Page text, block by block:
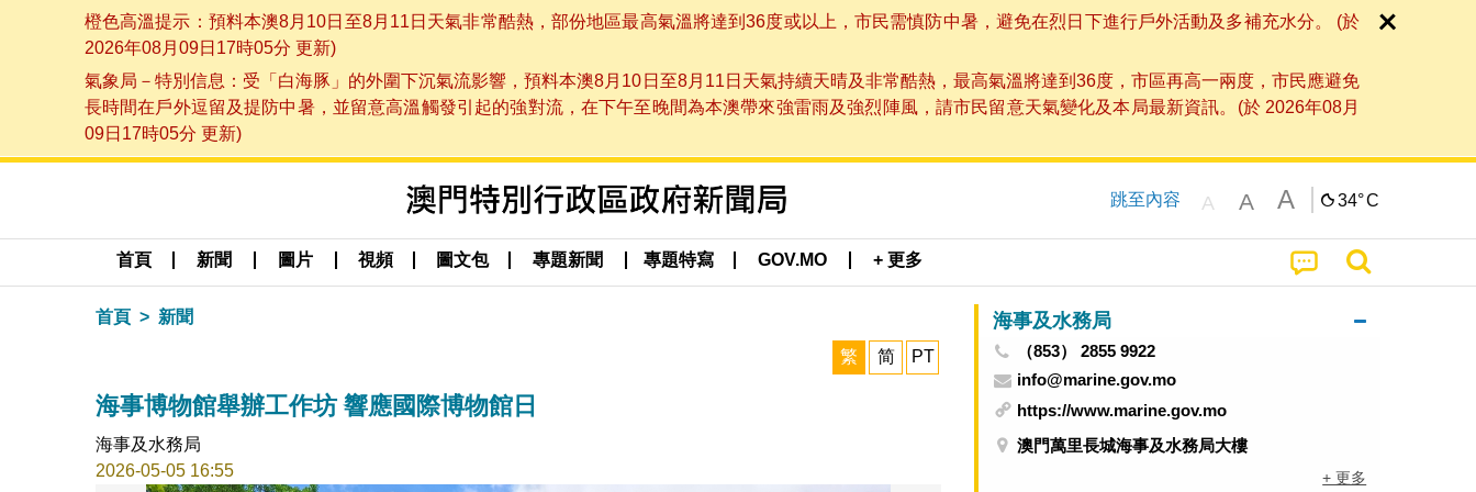
橙色高溫提示：預料本澳8月10日至8月11日天氣非常酷熱，部份地區最高氣溫將達到36度或以上，市民需慎防中暑，避免在烈日下進行戶外活動及多補充水分。 (於
2026年08月09日17時05分 更新)
氣象局－特別信息：受「白海豚」的外圍下沉氣流影響，預料本澳8月10日至8月11日天氣持續天晴及非常酷熱，最高氣溫將達到36度，市區再高一兩度，市民應避免
長時間在戶外逗留及提防中暑，並留意高溫觸發引起的強對流，在下午至晚間為本澳帶來強雷雨及強烈陣風，請市民留意天氣變化及本局最新資訊。(於 2026年08月
09日17時05分 更新)
跳至內容 A A A 34°C
首頁 新聞 圖片 視頻 圖文包 專題新聞 專題特寫 GOV.MO + 更多
首頁 新聞
繁 简 PT
海事博物館舉辦工作坊 響應國際博物館日
海事及水務局
2026-05-05 16:55
海事及水務局
（853） 2855 9922
info@marine.gov.mo
https://www.marine.gov.mo
澳門萬里長城海事及水務局大樓
+ 更多